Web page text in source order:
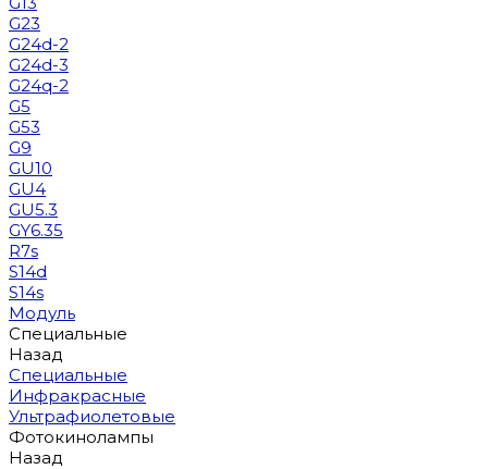
G23
G24d-2
G24d-3
G24q-2
G5
G53
G9
GU10
GU4
GU5.3
GY6.35
R7s
S14d
S14s
Модуль
Специальные
Назад
Специальные
Инфракрасные
Ультрафиолетовые
Фотокинолампы
Назад